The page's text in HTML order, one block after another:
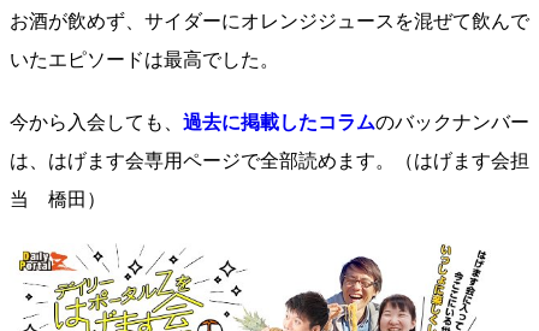
お酒が飲めず、サイダーにオレンジジュースを混ぜて飲んで
いたエピソードは最高でした。
今から入会しても、 過去に掲載したコラムのバックナンバー
は、はげます会専用ページで全部読めます。
（はげます会担
当 橋田）